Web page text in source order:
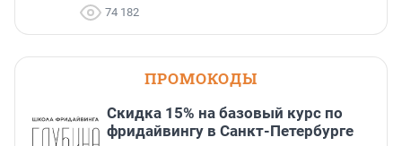
74 182
ПРОМОКОДЫ
Скидка 15% на базовый курс по
фридайвингу в Санкт-Петербурге